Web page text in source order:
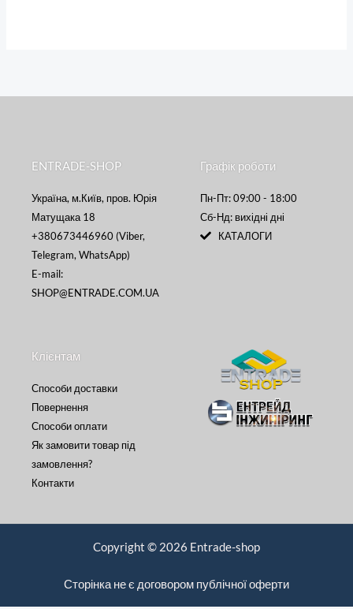
ENTRADE-SHOP
Україна, м.Київ, пров. Юрія
Матущака 18
+380673446960 (Viber,
Telegram, WhatsApp)
E-mail:
SHOP@ENTRADE.COM.UA
Графік роботи
Пн-Пт: 09:00 - 18:00
Сб-Нд: вихідні дні
КАТАЛОГИ
Клієнтам
Способи доставки
Повернення
Способи оплати
Як замовити товар під
замовлення?
Контакти
Copyright © 2026 Entrade-shop
Сторінка не є договором публічної оферти